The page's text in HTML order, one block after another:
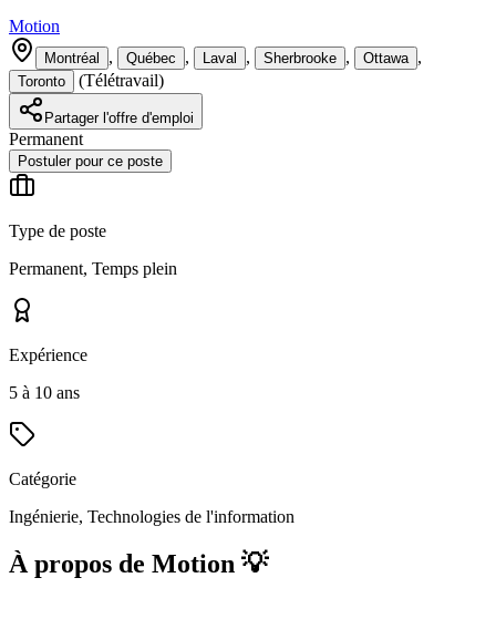
Motion
Montréal , Québec , Laval , Sherbrooke , Ottawa ,
Toronto (Télétravail)
Partager l'offre d'emploi
Permanent
Postuler pour ce poste
Type de poste
Permanent, Temps plein
Expérience
5 à 10 ans
Catégorie
Ingénierie, Technologies de l'information
À propos de Motion 💡